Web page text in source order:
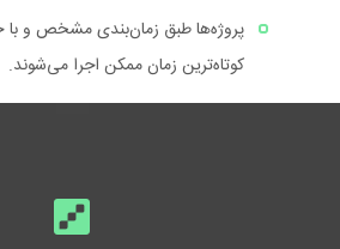
پروژه‌ها طبق زمان‌بندی مشخص و
کوتاه‌ترین زمان ممکن اجرا می‌شوند.